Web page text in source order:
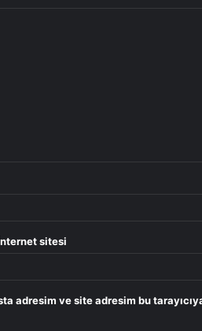
sitesi
adresim ve site adresim bu